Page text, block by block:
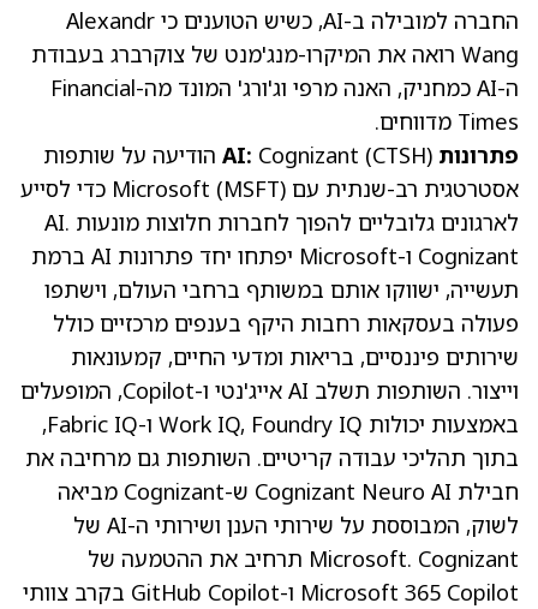
החברה למובילה ב-AI, כשיש הטוענים כי Alexandr
Wang רואה את המיקרו-מנג'מנט של צוקרברג בעבודת
ה-AI כמחניק, האנה מרפי וג'ורג' המונד מה-Financial
Times מדווחים.
פתרונות AI:
Cognizant (CTSH
) הודיעה על שותפות
אסטרטגית רב-שנתית עם Microsoft
(MSFT
) כדי לסייע
לארגונים גלובליים להפוך לחברות חלוצות מונעות AI.
Cognizant ו-Microsoft יפתחו יחד פתרונות AI ברמת
תעשייה, ישווקו אותם במשותף ברחבי העולם, וישתפו
פעולה בעסקאות רחבות היקף בענפים מרכזיים כולל
שירותים פיננסיים, בריאות ומדעי החיים, קמעונאות
וייצור. השותפות תשלב AI אייג'נטי ו-Copilot, המופעלים
באמצעות יכולות Work IQ, Foundry IQ ו-Fabric IQ,
בתוך תהליכי עבודה קריטיים. השותפות גם מרחיבה את
חבילת Cognizant Neuro AI ש-Cognizant מביאה
לשוק, המבוססת על שירותי הענן ושירותי ה-AI של
Microsoft. Cognizant תרחיב את ההטמעה של
Microsoft 365 Copilot ו-GitHub Copilot בקרב צוותי